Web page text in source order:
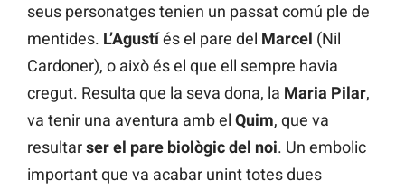
seus personatges tenien un passat comú ple de
mentides. L’Agustíés el pare del Marcel (Nil
Cardoner), o això és el que ell sempre havia
cregut. Resulta que la seva dona, la Maria Pilar,
va tenir una aventura amb el Quim, que va
resultarser el pare biològic del noi. Un embolic
important que va acabar unint totes dues